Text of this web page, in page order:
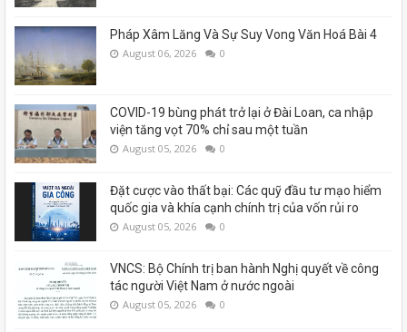
Pháp Xâm Lăng Và Sự Suy Vong Văn Hoá Bài 4
August 06, 2026 0
COVID-19 bùng phát trở lại ở Đài Loan, ca nhập
viện tăng vọt 70% chỉ sau một tuần
August 05, 2026 0
Đặt cược vào thất bại: Các quỹ đầu tư mạo hiểm
quốc gia và khía cạnh chính trị của vốn rủi ro
August 05, 2026 0
VNCS: Bộ Chính trị ban hành Nghị quyết về công
tác người Việt Nam ở nước ngoài
August 05, 2026 0